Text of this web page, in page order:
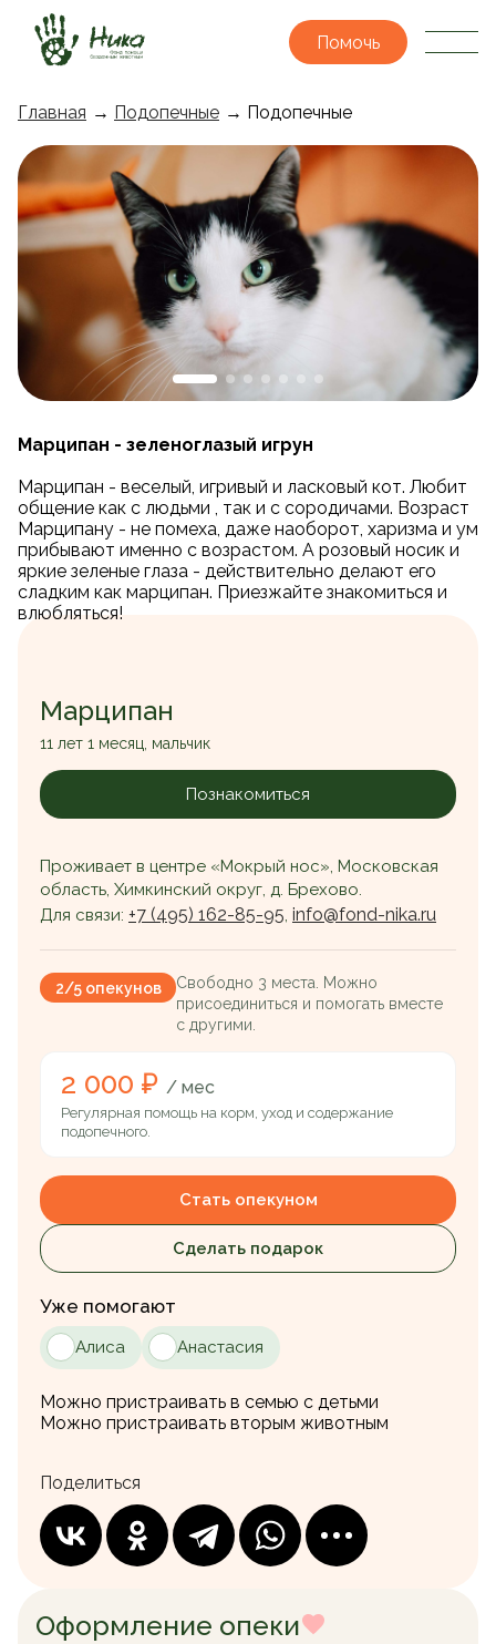
Помочь
Главная → Подопечные → Подопечные
Марципан - зеленоглазый игрун
Марципан - веселый, игривый и ласковый кот. Любит
общение как с людьми , так и с сородичами. Возраст
Марципану - не помеха, даже наоборот, харизма и ум
прибывают именно с возрастом. А розовый носик и
яркие зеленые глаза - действительно делают его
сладким как марципан. Приезжайте знакомиться и
влюбляться!
Марципан
11 лет 1 месяц, мальчик
Познакомиться
Проживает в центре «Мокрый нос», Московская
область, Химкинский округ, д. Брехово.
Для связи: +7 (495) 162-85-95, info@fond-nika.ru
2/5 опекунов
Свободно 3 места. Можно
присоединиться и помогать вместе
с другими.
2 000 ₽ / мес
Регулярная помощь на корм, уход и содержание
подопечного.
Стать опекуном
Сделать подарок
Уже помогают
Алиса Анастасия
Можно пристраивать в семью с детьми
Можно пристраивать вторым животным
Поделиться
Оформление опеки